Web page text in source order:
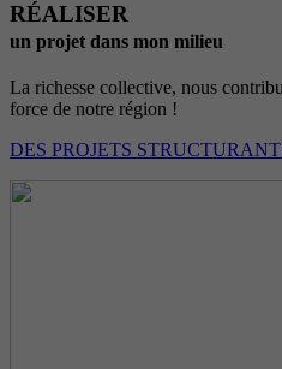
RÉALISER
un projet dans mon milieu
La richesse collective, nous
force de notre région !
DES PROJETS